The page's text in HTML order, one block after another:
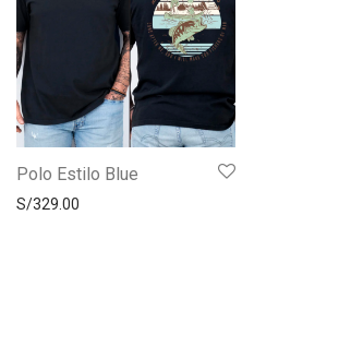
Polo Estilo Blue
S/329.00